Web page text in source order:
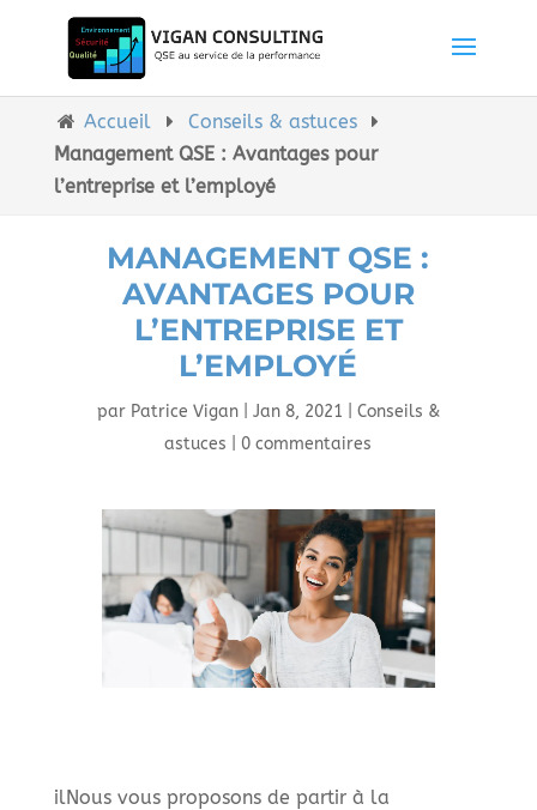
Accueil
Conseils & astuces
Management QSE : Avantages pour
l’entreprise et l’employé
MANAGEMENT QSE :
AVANTAGES POUR
L’ENTREPRISE ET
L’EMPLOYÉ
par Patrice Vigan| Jan 8, 2021
Conseils &
astuces
0 commentaires
ilNous vous proposons de partir à la